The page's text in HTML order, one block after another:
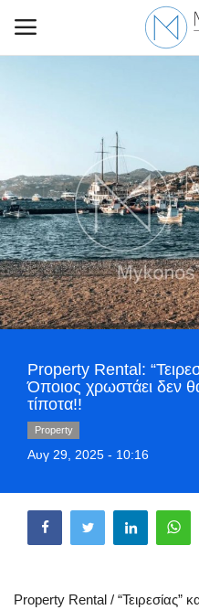
Politique
Business
Travel
World
Greece
Style Adorés
Arts & Culture
Property Rental:
Όποιος χρωστάει δεν
τίποτα!!
Property
Αυγ 29, 2025 - 10:16
Property Rental / “Τειρεσίας”